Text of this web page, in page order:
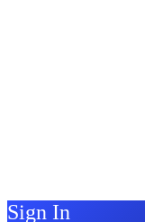
Sign In